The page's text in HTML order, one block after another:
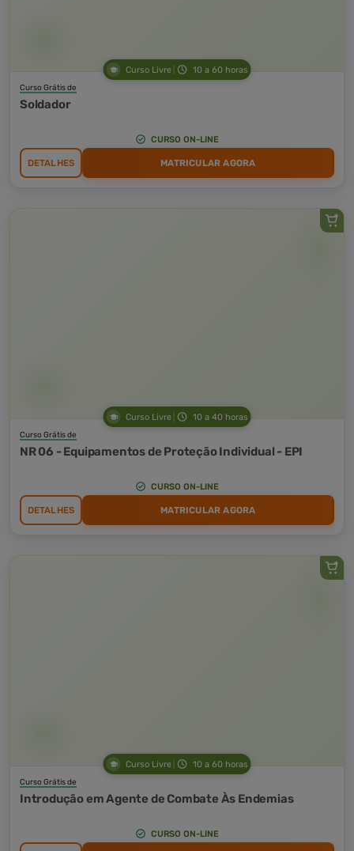
Curso Livre 10 a 60 horas
Curso Grátis de
Soldador
CURSO ON-LINE
DETALHES MATRICULAR AGORA
Curso Livre 10 a 40 horas
Curso Grátis de
NR 06 - Equipamentos de Proteção Individual - EPI
CURSO ON-LINE
DETALHES MATRICULAR AGORA
Curso Livre 10 a 60 horas
Curso Grátis de
Introdução em Agente de Combate Às Endemias
CURSO ON-LINE